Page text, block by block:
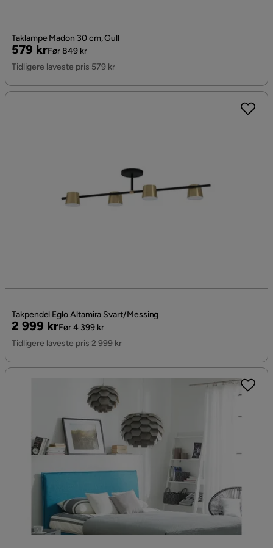
Taklampe Madon 30 cm, Gull
Pris
579 kr
Original
Pris
Før 849 kr
Tidligere laveste pris 579 kr
Takpendel Eglo Altamira Svart/Messing
Pris
2 999 kr
Original
Pris
Før 4 399 kr
Tidligere laveste pris 2 999 kr